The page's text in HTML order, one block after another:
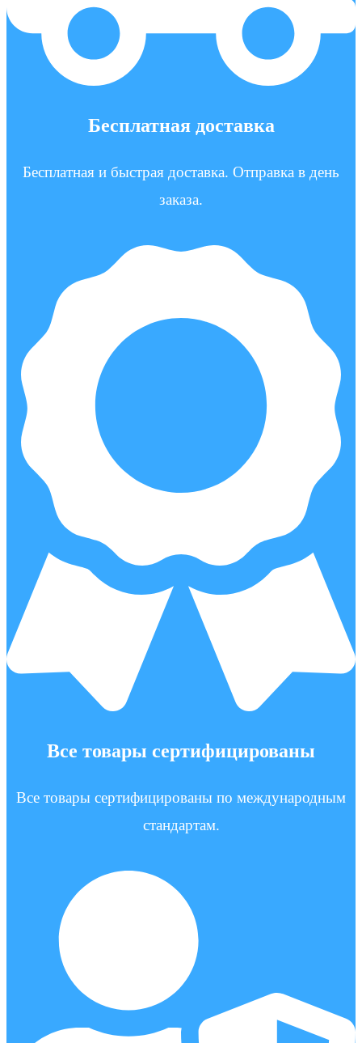
Бесплатная доставка
Бесплатная и быстрая доставка. Отправка в день
заказа.
Все товары сертифицированы
Все товары сертифицированы по международным
стандартам.